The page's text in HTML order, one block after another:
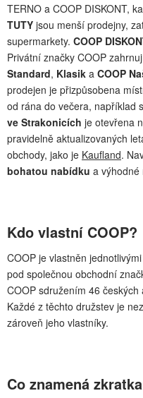
TERNO a COOP DISKONT,
TUTY jsou menší prodejny,
supermarkety. COOP
Privátní značky COOP
Standard, Klasik a COOP
prodejen je přizpůsobena
od rána do večera, například
ve Strakonicích je otevřena
pravidelně aktualizovaných
obchody, jako je Kaufland.
bohatou nabídku a výhodné
Kdo vlastní COOP?
COOP je vlastněn
pod společnou obchodní
COOP sdružením 46
Každé z těchto družstev je
zároveň jeho vlastníky.
Co znamená